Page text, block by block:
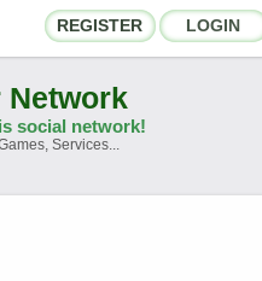
REGISTER LOGIN
Social Shares
Network
social network!
Services...